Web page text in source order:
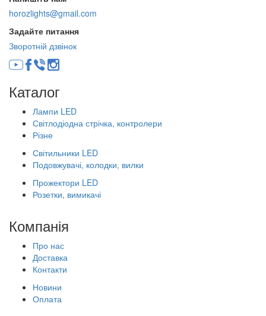
horozlights@gmail.com
Задайте питання
Зворотній дзвінок
Каталог
Лампи LED
Світлодіодна стрічка, контролери
Різне
Світильники LED
Подовжувачі, колодки, вилки
Прожектори LED
Розетки, вимикачі
Компанія
Про нас
Доставка
Контакти
Новини
Оплата